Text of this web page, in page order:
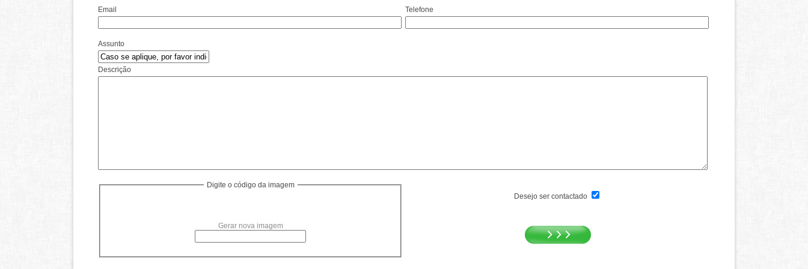
Email Telefone
Assunto
Descrição
Digite o código da imagem
Gerar nova imagem
Desejo ser contactado